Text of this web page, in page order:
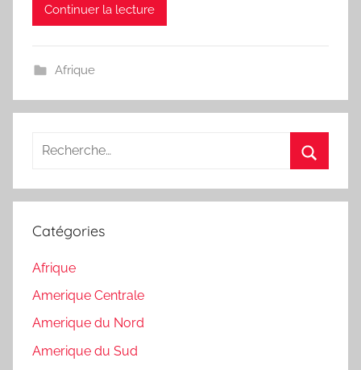
Continuer la lecture
Afrique
Recherche
:
Catégories
Afrique
Amerique Centrale
Amerique du Nord
Amerique du Sud